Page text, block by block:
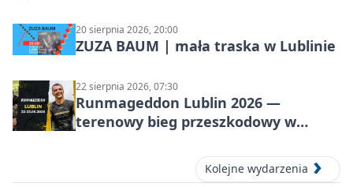
20 sierpnia 2026, 20:00
ZUZA BAUM | mała traska w Lublinie
22 sierpnia 2026, 07:30
Runmageddon Lublin 2026 —
terenowy bieg przeszkodowy w
Kolejne wydarzenia